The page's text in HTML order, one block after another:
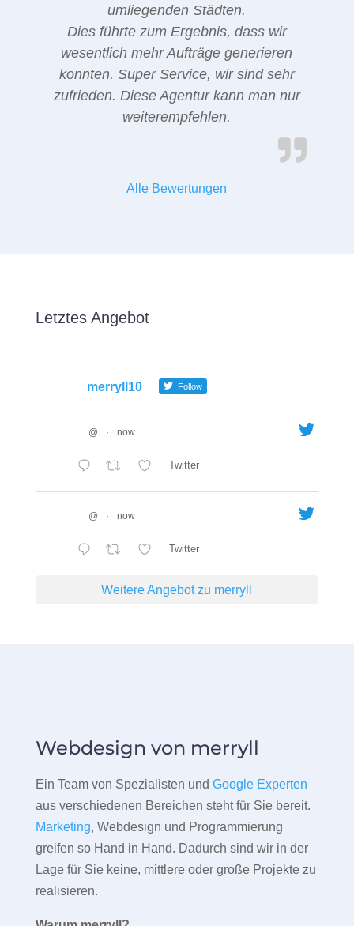
umliegenden Städten.
Dies führte zum Ergebnis, dass wir
wesentlich mehr Aufträge generieren
konnten. Super Service, wir sind sehr
zufrieden. Diese Agentur kann man nur
weiterempfehlen.
Alle Bewertungen
Letztes Angebot
merryll10 Follow
@ · now
Twitter
@ · now
Twitter
Weitere Angebot zu merryll
Webdesign von merryll
Ein Team von Spezialisten und Google Experten
aus verschiedenen Bereichen steht für Sie bereit.
Marketing, Webdesign und Programmierung
greifen so Hand in Hand. Dadurch sind wir in der
Lage für Sie keine, mittlere oder große Projekte zu
realisieren.